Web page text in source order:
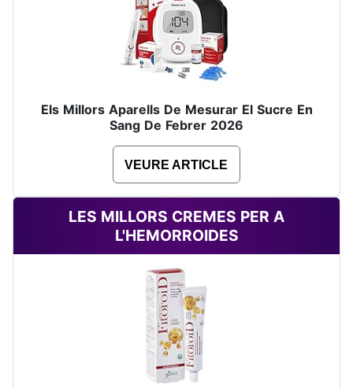
Els Millors Aparells De Mesurar El Sucre En
Sang De Febrer 2026
VEURE ARTICLE
LES MILLORS CREMES PER A
L'HEMORROIDES